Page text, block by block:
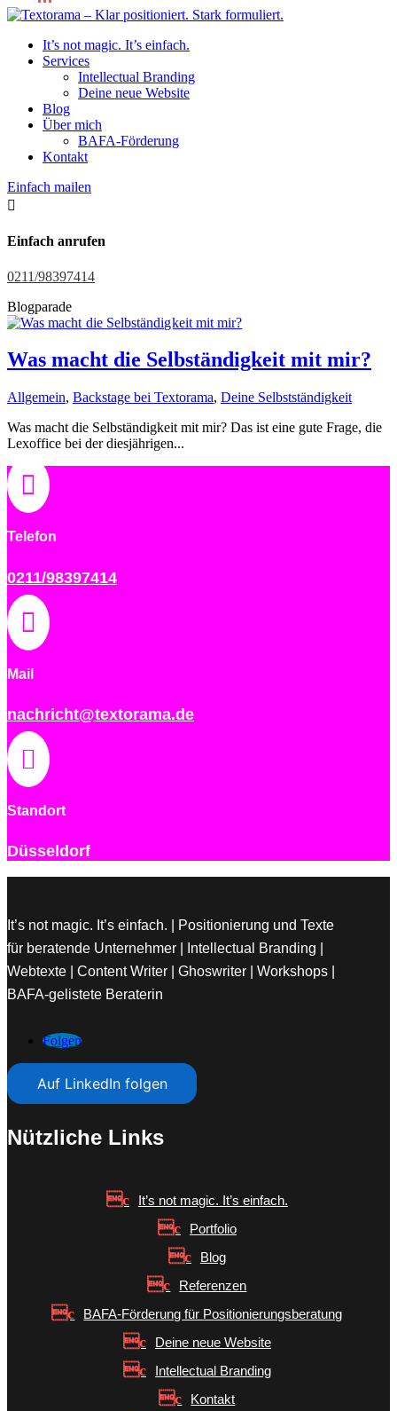
It’s not magic. It’s einfach.
Services
Intellectual Branding
Deine neue Website
Blog
Über mich
BAFA-Förderung
Kontakt
Einfach mailen

Einfach anrufen
0211/98397414
Blogparade
Was macht die Selbständigkeit mit mir?
Allgemein, Backstage bei Textorama, Deine Selbstständigkeit
Was macht die Selbständigkeit mit mir? Das ist eine gute Frage, die
Lexoffice bei der diesjährigen...

Telefon
0211/98397414

Mail
nachricht@textorama.de

Standort
Düsseldorf
It’s not magic. It’s einfach. | Positionierung und Texte
für beratende Unternehmer | Intellectual Branding |
Webtexte | Content Writer | Ghoswriter | Workshops |
BAFA-gelistete Beraterin
Folgen
Auf LinkedIn folgen
Nützliche Links
It’s not magic. It’s einfach.
Portfolio
Blog
Referenzen
BAFA-Förderung für Positionierungsberatung
Deine neue Website
Intellectual Branding
Kontakt